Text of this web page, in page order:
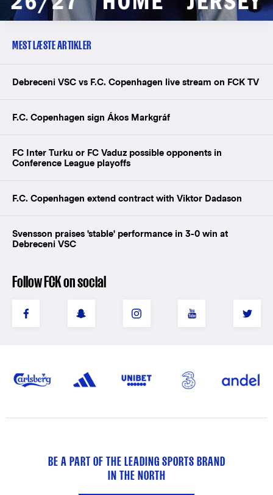
MEST LÆSTE ARTIKLER
Debreceni VSC vs F.C. Copenhagen live stream on FCK TV
F.C. Copenhagen sign Ákos Markgráf
FC Inter Turku or FC Vaduz possible opponents in
Conference League playoffs
F.C. Copenhagen extend contract with Viktor Dadason
Svensson praises 'stable' performance in 3-0 win at
Debreceni VSC
Follow FCK on social
BE A PART OF THE LEADING SPORTS BRAND
IN THE NORTH